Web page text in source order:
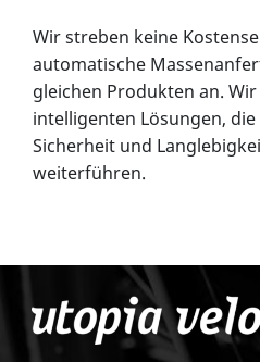
Wir streben keine
automatische
gleichen Produkten an.
intelligenten Lösungen,
Sicherheit und
weiterführen.